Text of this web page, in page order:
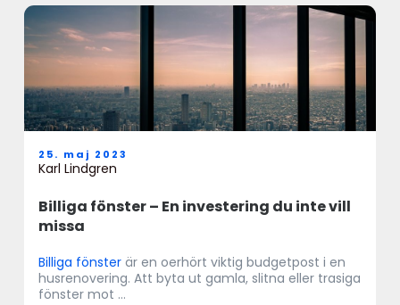
Billiga fönster – En investering du inte vill
missa
25. maj 2023
Karl Lindgren
Billiga fönster är en oerhört viktig budgetpost i en
husrenovering. Att byta ut gamla, slitna eller trasiga
fönster mot ...